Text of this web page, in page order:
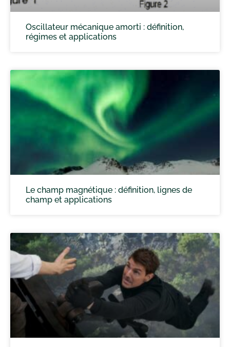
Oscillateur mécanique amorti : définition,
régimes et applications
Le champ magnétique : définition, lignes de
champ et applications